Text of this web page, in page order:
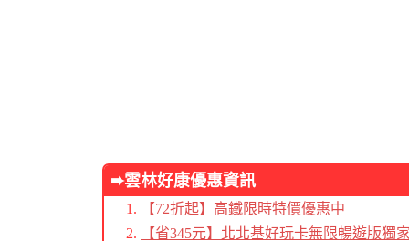
➨雲林好康優惠資訊
【72折起】高鐵限時特價優惠中
【省345元】北北基好玩卡無限暢遊版獨